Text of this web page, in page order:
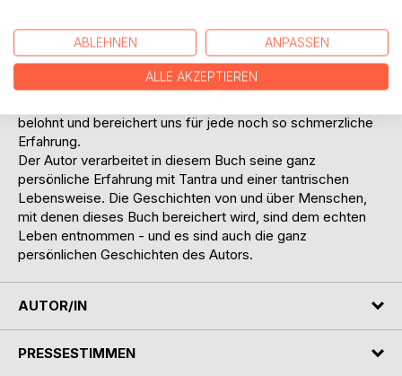
wahrzunehmen. Dabei kannst Du auch nur das in Dir finden,
was bereits da ist. Manchmal ist es ein langwieriger und
schmerzhafter Prozess. Aber es lohnt sich diesen Weg zu
gehen, denn die Wahrnehmung des eigenen Selbst und die
belohnt und bereichert uns für jede noch so schmerzliche
Erfahrung.
Der Autor verarbeitet in diesem Buch seine ganz
persönliche Erfahrung mit Tantra und einer tantrischen
Lebensweise. Die Geschichten von und über Menschen,
mit denen dieses Buch bereichert wird, sind dem echten
Leben entnommen - und es sind auch die ganz
persönlichen Geschichten des Autors.
AUTOR/IN
PRESSESTIMMEN
ABLEHNEN ANPASSEN
ALLE AKZEPTIEREN